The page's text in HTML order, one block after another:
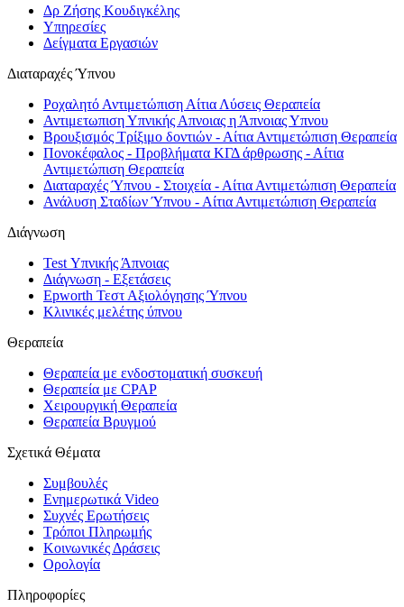
Δρ Ζήσης Κουδιγκέλης
Υπηρεσίες
Δείγματα Εργασιών
Διαταραχές Ύπνου
Ροχαλητό Αντιμετώπιση Αίτια Λύσεις Θεραπεία
Αντιμετωπιση Υπνικής Απνοιας η Άπνοιας Υπνου
Βρουξισμός Τρίξιμο δοντιών - Αίτια Αντιμετώπιση Θεραπεία
Πονοκέφαλος - Προβλήματα ΚΓΔ άρθρωσης - Αίτια
Αντιμετώπιση Θεραπεία
Διαταραχές Ύπνου - Στοιχεία - Αίτια Αντιμετώπιση Θεραπεία
Ανάλυση Σταδίων Ύπνου - Αίτια Αντιμετώπιση Θεραπεία
Διάγνωση
Test Υπνικής Άπνοιας
Διάγνωση - Εξετάσεις
Epworth Τεστ Αξιολόγησης Ύπνου
Κλινικές μελέτης ύπνου
Θεραπεία
Θεραπεία με ενδοστοματική συσκευή
Θεραπεία με CPAP
Χειρουργική Θεραπεία
Θεραπεία Βρυγμού
Σχετικά Θέματα
Συμβουλές
Ενημερωτικά Video
Συχνές Ερωτήσεις
Τρόποι Πληρωμής
Κοινωνικές Δράσεις
Ορολογία
Πληροφορίες